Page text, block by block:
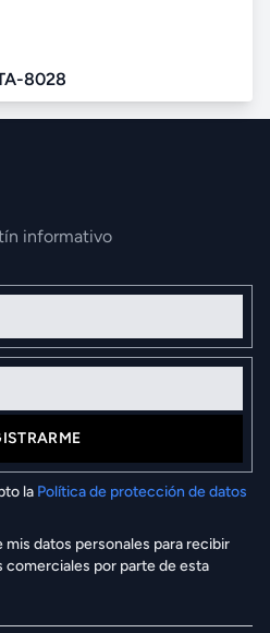
8028
informativo
la Política de protección de datos
datos personales para recibir
por parte de esta